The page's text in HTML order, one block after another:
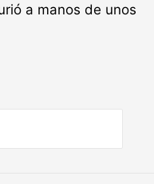
a manos de unos